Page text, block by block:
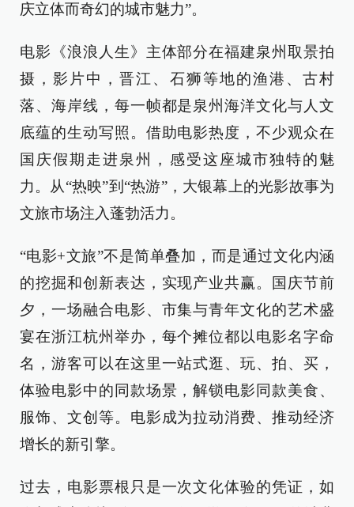
庆立体而奇幻的城市魅力”。
电影《浪浪人生》主体部分在福建泉州取景拍
摄，影片中，晋江、石狮等地的渔港、古村
落、海岸线，每一帧都是泉州海洋文化与人文
底蕴的生动写照。借助电影热度，不少观众在
国庆假期走进泉州，感受这座城市独特的魅
力。从“热映”到“热游”，大银幕上的光影故事为
文旅市场注入蓬勃活力。
“电影+文旅”不是简单叠加，而是通过文化内涵
的挖掘和创新表达，实现产业共赢。国庆节前
夕，一场融合电影、市集与青年文化的艺术盛
宴在浙江杭州举办，每个摊位都以电影名字命
名，游客可以在这里一站式逛、玩、拍、买，
体验电影中的同款场景，解锁电影同款美食、
服饰、文创等。电影成为拉动消费、推动经济
增长的新引擎。
过去，电影票根只是一次文化体验的凭证，如